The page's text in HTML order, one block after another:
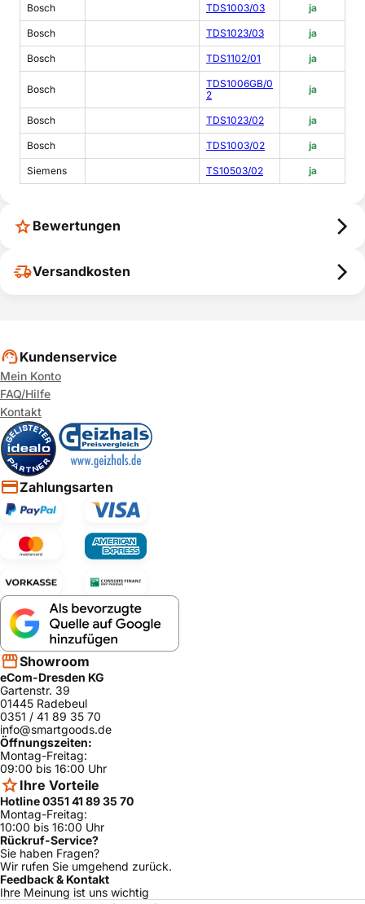
Bosch
TDS1003/03 ja
Bosch TDS1023/03 ja
Bosch TDS1102/01 ja
Bosch
TDS1006GB/0
2
ja
Bosch TDS1023/02 ja
Bosch TDS1003/02 ja
Siemens TS10503/02 ja
Bewertungen
Versandkosten
Kundenservice
Mein Konto
FAQ/Hilfe
Kontakt
Zahlungsarten
Showroom
eCom-Dresden KG
Gartenstr. 39
01445 Radebeul
0351 / 41 89 35 70
info@smartgoods.de
Öffnungszeiten:
Montag-Freitag:
09:00 bis 16:00 Uhr
Ihre Vorteile
Hotline 0351 41 89 35 70
Montag-Freitag:
10:00 bis 16:00 Uhr
Rückruf-Service?
Sie haben Fragen?
Wir rufen Sie umgehend zurück.
Feedback & Kontakt
Ihre Meinung ist uns wichtig